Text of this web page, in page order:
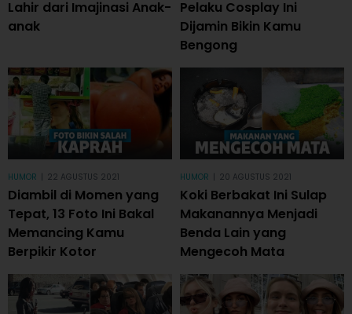
Lahir dari Imajinasi Anak-
anak
Pelaku Cosplay Ini
Dijamin Bikin Kamu
Bengong
HUMOR 22 AGUSTUS 2021
Diambil di Momen yang
Tepat, 13 Foto Ini Bakal
Memancing Kamu
Berpikir Kotor
HUMOR 20 AGUSTUS 2021
Koki Berbakat Ini Sulap
Makanannya Menjadi
Benda Lain yang
Mengecoh Mata